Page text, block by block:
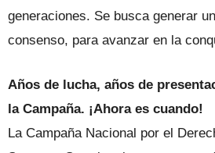
generaciones. Se busca generar
consenso, para avanzar en la
Años de lucha, años de
la Campaña. ¡Ahora es cuando!
La Campaña Nacional por el